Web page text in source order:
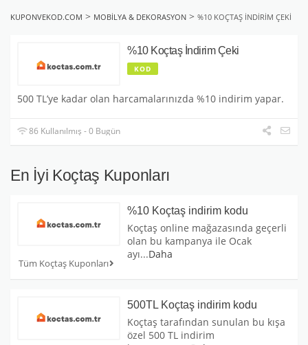
KUPONVEKOD.COM > MOBILYA & DEKORASYON > %10 KOÇTAŞ İNDIRIM ÇEKI
%10 Koçtaş İndirim Çeki
KOD
500 TL’ye kadar olan harcamalarınızda %10 indirim yapar.
86 Kullanılmış - 0 Bugün
En İyi Koçtaş Kuponları
Tüm Koçtaş Kuponları
%10 Koçtaş indirim kodu
Koçtaş online mağazasında geçerli
olan bu kampanya ile Ocak
ayı...Daha
500TL Koçtaş indirim kodu
Koçtaş tarafından sunulan bu kışa
özel 500 TL indirim